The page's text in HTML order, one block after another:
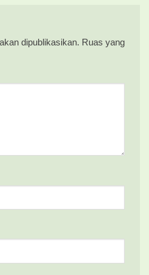
dipublikasikan. Ruas yang